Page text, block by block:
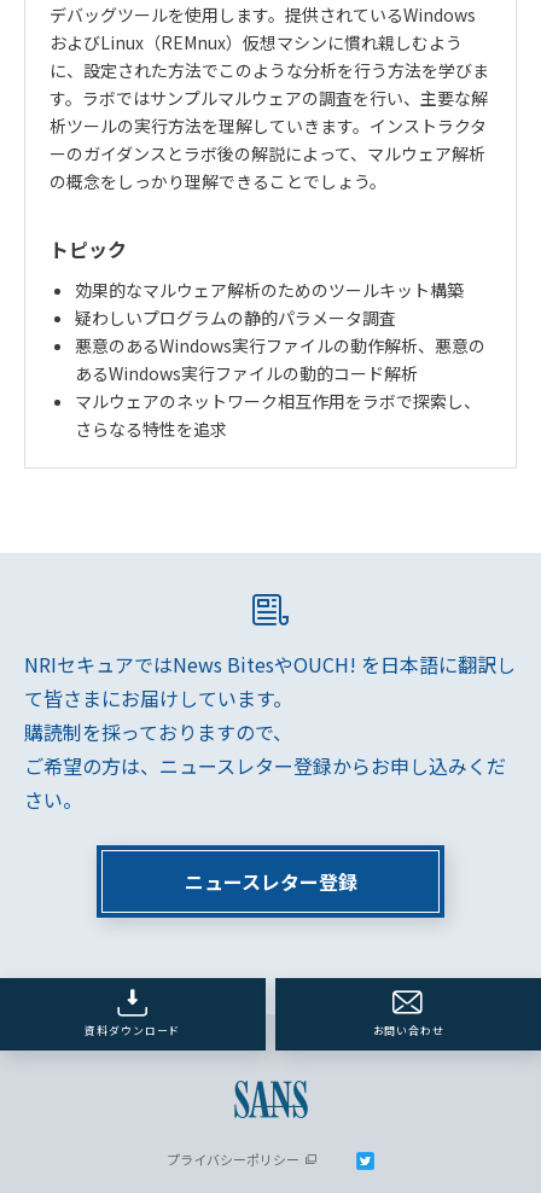
デバッグツールを使用します。提供されているWindows
およびLinux（REMnux）仮想マシンに慣れ親しむよう
に、設定された方法でこのような分析を行う方法を学びま
す。ラボではサンプルマルウェアの調査を行い、主要な解
析ツールの実行方法を理解していきます。インストラクタ
ーのガイダンスとラボ後の解説によって、マルウェア解析
の概念をしっかり理解できることでしょう。
トピック
効果的なマルウェア解析のためのツールキット構築
疑わしいプログラムの静的パラメータ調査
悪意のあるWindows実行ファイルの動作解析、悪意の
あるWindows実行ファイルの動的コード解析
マルウェアのネットワーク相互作用をラボで探索し、
さらなる特性を追求
NRIセキュアではNews BitesやOUCH! を日本語に翻訳し
て皆さまにお届けしています。
購読制を採っておりますので、
ご希望の方は、ニュースレター登録からお申し込みくだ
さい。
ニュースレター登録
資料ダウンロード お問い合わせ
プライバシーポリシー